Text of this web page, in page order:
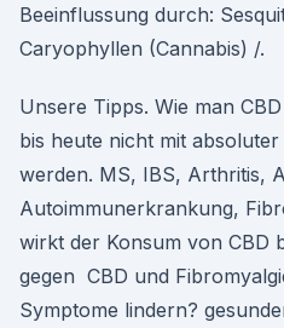
Beeinflussung durch:
Caryophyllen (Cannabis) /.
Unsere Tipps. Wie man
bis heute nicht mit
werden. MS, IBS, Arthritis,
Autoimmunerkrankung,
wirkt der Konsum von CBD
gegen CBD und
Symptome lindern?